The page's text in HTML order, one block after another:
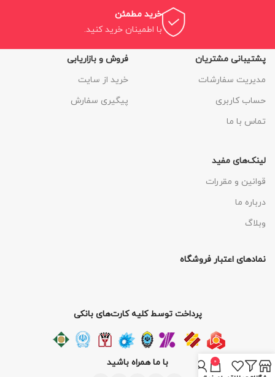
خرید مطمئن
با اطمینان خرید کنید.
پشتیبانی مشتریان
مدیریت سفارشات
حساب کاربری
تماس با ما
فروش و بازاریابی
خرید از سایت
پیگیری سفارش
لینک‌های مفید
قوانین و مقررات
درباره ما
وبلاگ
نمادهای اعتبار فروشگاه
پرداخت توسط کلیه کارت‌های بانکی
با ما همراه باشید 0